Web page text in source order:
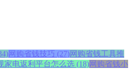
网购省钱技巧 (27)网购省钱工具推
家电返利平台怎么选 (18)网购省钱小